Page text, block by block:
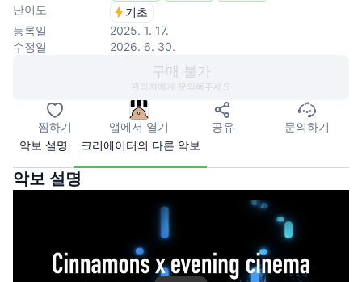
난이도
기초
등록일
2025. 1. 17.
수정일
2026. 6. 30.
구매 불가
관리자에게 문의해주세요
찜하기 앱에서 열기 공유
문의하기
악보 설명
크리에이터의 다른 악보
악보 설명